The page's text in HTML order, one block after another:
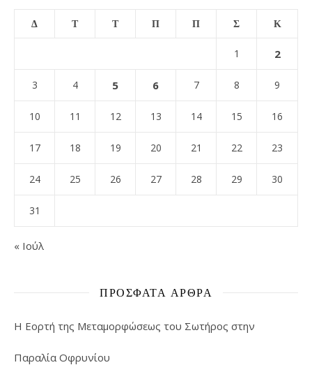
Δ Τ Τ Π Π Σ Κ
1 2
3 4 5 6 7 8 9
10 11 12 13 14 15 16
17 18 19 20 21 22 23
24 25 26 27 28 29 30
31
« Ιούλ
ΠΡΌΣΦΑΤΑ ΆΡΘΡΑ
Η Εορτή της Μεταμορφώσεως του Σωτήρος στην
Παραλία Οφρυνίου